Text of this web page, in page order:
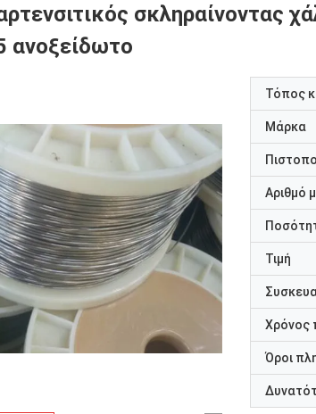
σκληραίνοντας
ανοξείδωτο
Τόπος
Μάρκα
Αριθμό
Τιμή
Χρόνος
Όροι